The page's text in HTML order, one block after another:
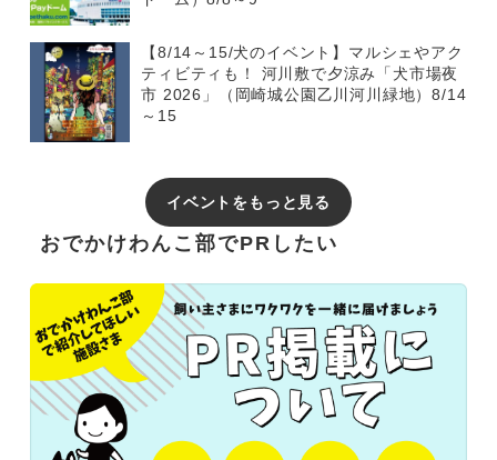
【8/14～15/犬のイベント】マルシェやアク
ティビティも！ 河川敷で夕涼み「犬市場夜
市 2026」（岡崎城公園乙川河川緑地）8/14
～15
イベントをもっと見る
おでかけわんこ部でPRしたい